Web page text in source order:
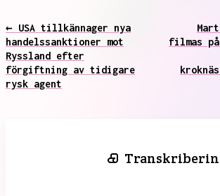
← USA tillkännager nya
handelssanktioner mot
Ryssland efter
förgiftning av tidigare
rysk agent
filmas